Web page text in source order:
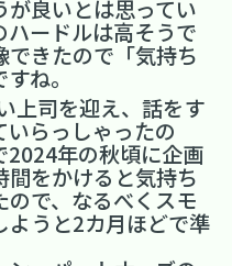
良いとは思ってい
ハードルは高そうで
きたので「気持ち
ね。
上司を迎え、話をす
らっしゃったの
2024年の秋頃に企画
をかけると気持ち
で、なるべくスモ
ようと2カ月ほどで準